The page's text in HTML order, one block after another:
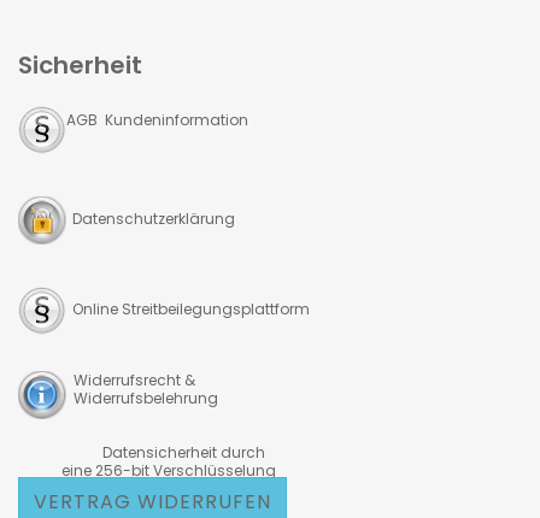
Sicherheit
AGB Kundeninformation
Datenschutzerklärung
Online Streitbeilegungsplattform
Widerrufsrecht &
Widerrufsbelehrung
Datensicherheit durch
eine 256-bit Verschlüsselung
VERTRAG WIDERRUFEN